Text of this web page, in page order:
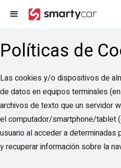
Políticas de
Las cookies y/o dispositivos de
de datos en equipos terminales
archivos de texto que un servidor
el computador/smartphone/tablet
usuario al acceder a determinadas
y recuperar información sobre la